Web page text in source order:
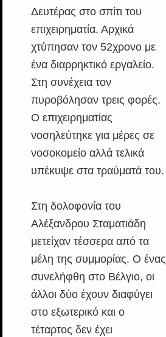
Δευτέρας στο σπίτι του
επιχειρηματία. Αρχικά
χτύπησαν τον 52χρονο με
ένα διαρρηκτικό εργαλείο.
Στη συνέχεια τον
πυροβόλησαν τρεις φορές.
Ο επιχειρηματίας
νοσηλεύτηκε για μέρες σε
νοσοκομείο αλλά τελικά
υπέκυψε στα τραύματά του.
Στη δολοφονία του
Αλέξανδρου Σταματιάδη
μετείχαν τέσσερα από τα
μέλη της συμμορίας. Ο ένας
συνελήφθη στο Βέλγιο, οι
άλλοι δύο έχουν διαφύγει
στο εξωτερικό και ο
τέταρτος δεν έχει